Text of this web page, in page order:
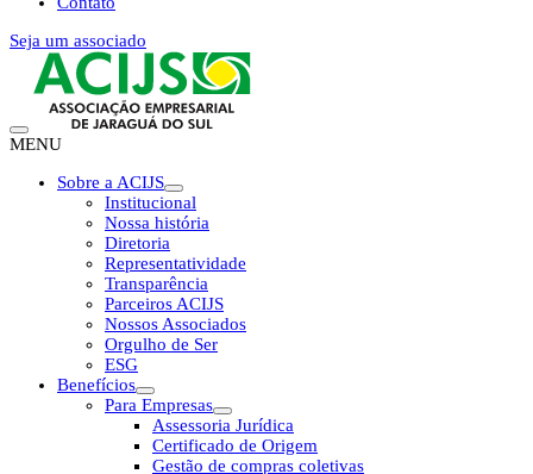
Seja um associado
MENU
Sobre a ACIJS
Institucional
Nossa história
Diretoria
Representatividade
Transparência
Parceiros ACIJS
Nossos Associados
Orgulho de Ser
ESG
Benefícios
Para Empresas
Assessoria Jurídica
Certificado de Origem
Gestão de compras coletivas